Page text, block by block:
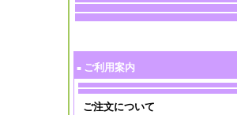
■ ご利用案内
ご注文について